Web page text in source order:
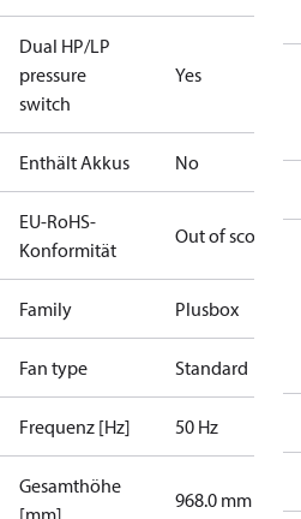
Dual HP/LP
pressure
switch
Yes
Enthält Akkus No
EU-RoHS-
Konformität
Out of scope
Family Plusbox
Fan type Standard
Frequenz [Hz] 50 Hz
Gesamthöhe
[mm]
968.0 mm